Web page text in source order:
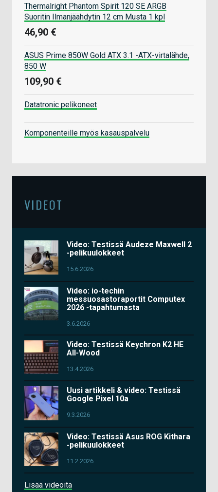
Thermalright Phantom Spirit 120 SE ARGB
Suoritin Ilmanjäähdytin 12 cm Musta 1 kpl
46,90 €
ASUS Prime 850W Gold ATX 3.1 -ATX-virtalähde,
850 W
109,90 €
Datatronic pelikoneet
Komponenteille myös kasauspalvelu
VIDEOT
Video: Testissä Audeze Maxwell 2
-pelikuulokkeet
15.6.2026
Video: io-techin
messuosastoraportit Computex
2026 -tapahtumasta
3.6.2026
Video: Testissä Keychron K2 HE
All-Wood
13.4.2026
Uusi artikkeli & video: Testissä
Google Pixel 10a
9.3.2026
Video: Testissä Asus ROG Kithara
-pelikuulokkeet
11.2.2026
Lisää videoita